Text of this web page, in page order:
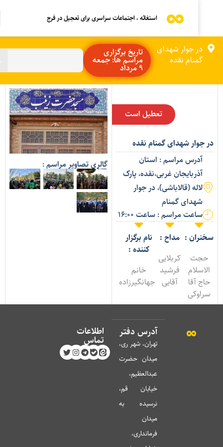
استغاثه ، اجتماعات سراسری برای تعجیل در فرج
در جوار شهدای
گمنام نقده
تاریخ برگزاری
مراسم ها: جمعه
9 مرداد
تعطیل است
جوار شهدای گمنام نقده
آدرس مراسم : استان
آذربایجان غربی،نقده، پارک
لاله (قالاباشی)، در جوار
شهدای گمنام
ساعت مراسم : ساعت 16:00
:
حجت
الاسلام
حاج آقا
سراوکی
مداح :
کربلایی
فرشید
آقایی
نام برگزار
کننده :
خانم
جهانگیرزاده
گالری تصاویر مراسم :
آدرس دفتر
تهران، شهر ری،
میدان حضرت
عبدالعظیم،
خیابان قم،
نرسیده به
میدان
فرمانداری،
اطلاعات
تماس